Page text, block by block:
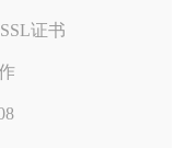
证书